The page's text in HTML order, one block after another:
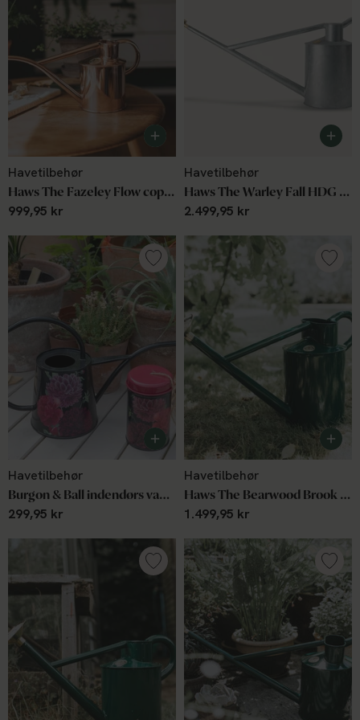
Havetilbehør
Haws The Fazeley Flow copper 1 L
999,95 kr
Havetilbehør
Haws The Warley Fall HDG - 9L Zink
2.499,95 kr
Havetilbehør
Burgon & Ball indendørs vandkande British Bloom
299,95 kr
Havetilbehør
Haws The Bearwood Brook 9 L green
1.499,95 kr